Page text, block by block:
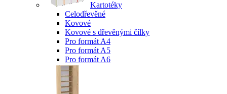
Kartotéky
Celodřevěné
Kovové
Kovové s dřevěnými čílky
Pro formát A4
Pro formát A5
Pro formát A6